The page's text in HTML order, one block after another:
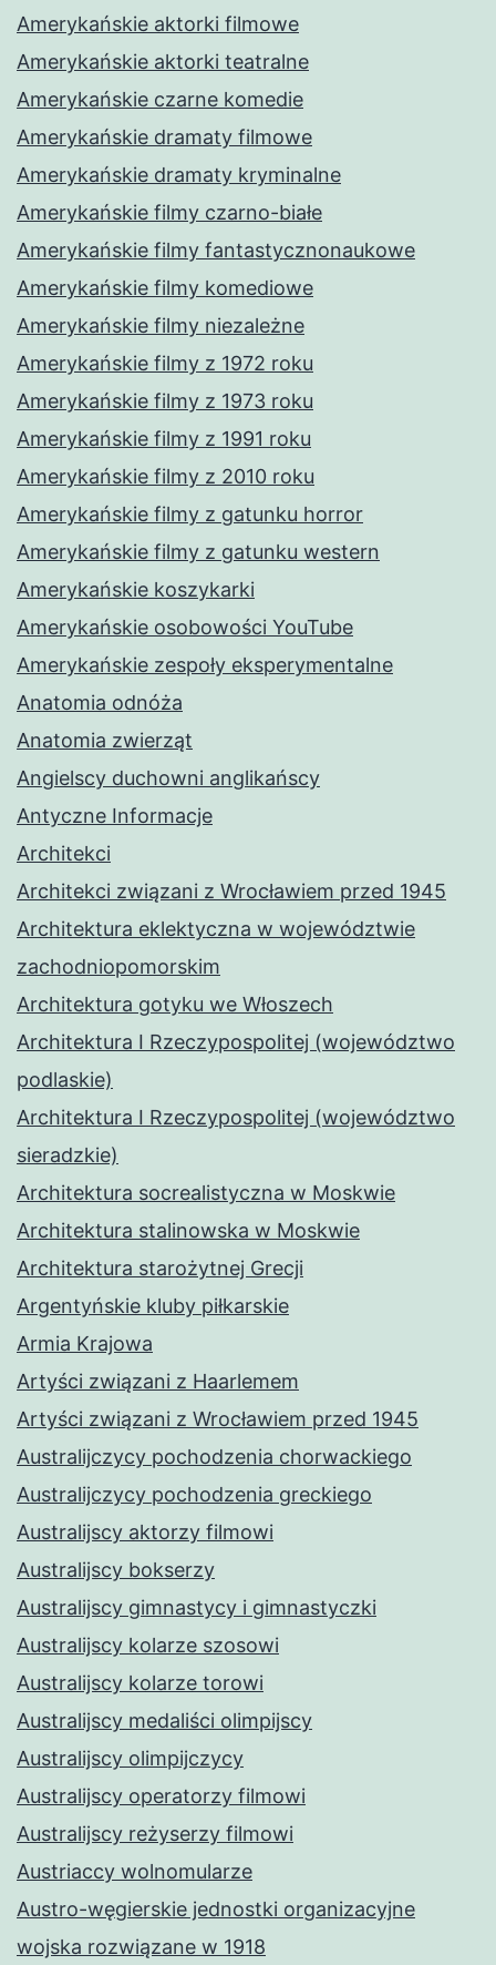
Amerykańskie aktorki filmowe
Amerykańskie aktorki teatralne
Amerykańskie czarne komedie
Amerykańskie dramaty filmowe
Amerykańskie dramaty kryminalne
Amerykańskie filmy czarno-białe
Amerykańskie filmy fantastycznonaukowe
Amerykańskie filmy komediowe
Amerykańskie filmy niezależne
Amerykańskie filmy z 1972 roku
Amerykańskie filmy z 1973 roku
Amerykańskie filmy z 1991 roku
Amerykańskie filmy z 2010 roku
Amerykańskie filmy z gatunku horror
Amerykańskie filmy z gatunku western
Amerykańskie koszykarki
Amerykańskie osobowości YouTube
Amerykańskie zespoły eksperymentalne
Anatomia odnóża
Anatomia zwierząt
Angielscy duchowni anglikańscy
Antyczne Informacje
Architekci
Architekci związani z Wrocławiem przed 1945
Architektura eklektyczna w województwie
zachodniopomorskim
Architektura gotyku we Włoszech
Architektura I Rzeczypospolitej (województwo
podlaskie)
Architektura I Rzeczypospolitej (województwo
sieradzkie)
Architektura socrealistyczna w Moskwie
Architektura stalinowska w Moskwie
Architektura starożytnej Grecji
Argentyńskie kluby piłkarskie
Armia Krajowa
Artyści związani z Haarlemem
Artyści związani z Wrocławiem przed 1945
Australijczycy pochodzenia chorwackiego
Australijczycy pochodzenia greckiego
Australijscy aktorzy filmowi
Australijscy bokserzy
Australijscy gimnastycy i gimnastyczki
Australijscy kolarze szosowi
Australijscy kolarze torowi
Australijscy medaliści olimpijscy
Australijscy olimpijczycy
Australijscy operatorzy filmowi
Australijscy reżyserzy filmowi
Austriaccy wolnomularze
Austro-węgierskie jednostki organizacyjne
wojska rozwiązane w 1918